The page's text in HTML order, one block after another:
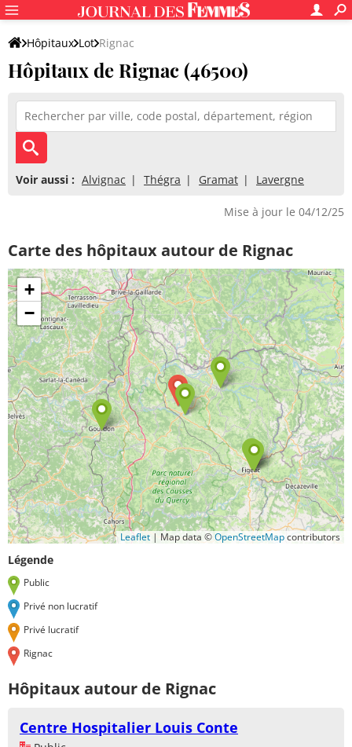
Hôpitaux Lot Rignac
Hôpitaux de Rignac (46500)
Voir aussi : Alvignac Thégra Gramat Lavergne
Mise à jour le 04/12/25
Carte des hôpitaux autour de Rignac
+
−
Leaflet | Map data ©OpenStreetMapcontributors
Légende
Public
Privé non lucratif
Privé lucratif
Rignac
Hôpitaux autour de Rignac
Centre Hospitalier Louis Conte